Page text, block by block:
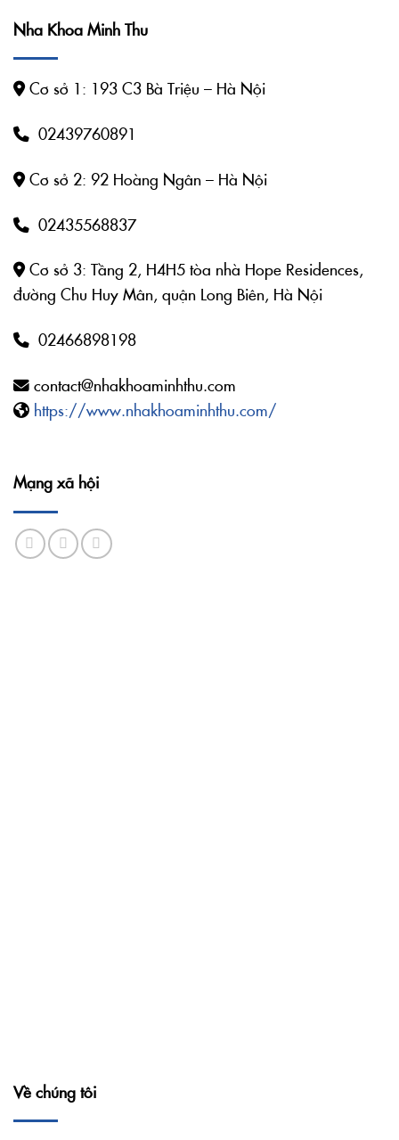
Nha Khoa Minh Thu
Cơ sở 1: 193 C3 Bà Triệu – Hà Nội
02439760891
Cơ sở 2: 92 Hoàng Ngân – Hà Nội
02435568837
Cơ sở 3: Tầng 2, H4H5 tòa nhà Hope Residences,
đường Chu Huy Mân, quận Long Biên, Hà Nội
02466898198
contact@nhakhoaminhthu.com
https://www.nhakhoaminhthu.com/
Về chúng tôi
Mạng xã hội